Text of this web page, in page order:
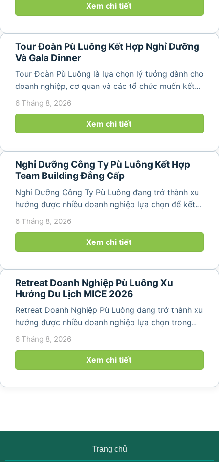
Xem chi tiết
Tour Đoàn Pù Luông Kết Hợp Nghỉ Dưỡng
Và Gala Dinner
Tour Đoàn Pù Luông là lựa chọn lý tưởng dành cho
doanh nghiệp, cơ quan và các tổ chức muốn kết
hợp nghỉ dưỡng, tham quan và tổ chức các hoạt
nguyên sơ, không khí...
6 Tháng 8, 2026
Xem chi tiết
Nghỉ Dưỡng Công Ty Pù Luông Kết Hợp
Team Building Đẳng Cấp
Nghỉ Dưỡng Công Ty Pù Luông đang trở thành xu
hướng được nhiều doanh nghiệp lựa chọn để kết
hợp giữa nghỉ ngơi, tái tạo năng lượng và xây
dựng tinh thần đồng đội. Thay vì những chuyến du
lịch đơn thuần, nhiều công ty...
6 Tháng 8, 2026
Xem chi tiết
Retreat Doanh Nghiệp Pù Luông Xu
Hướng Du Lịch MICE 2026
Retreat Doanh Nghiệp Pù Luông đang trở thành xu
hướng được nhiều doanh nghiệp lựa chọn trong
năm 2026 khi nhu cầu kết hợp nghỉ dưỡng, hội
mang đến khoảng thời gian thư giãn...
6 Tháng 8, 2026
Xem chi tiết
Trang chủ